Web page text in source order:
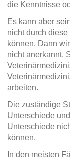
die Kenntnisse
Es kann aber
nicht durch
können. Dann
nicht anerkannt.
arbeiten.
Die zuständige
Unterschiede
Unterschiede
können.
In den meisten